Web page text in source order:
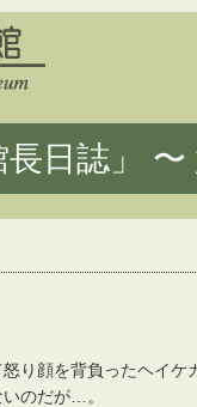
日誌」
り顔を背負ったヘイケ
のだが…。